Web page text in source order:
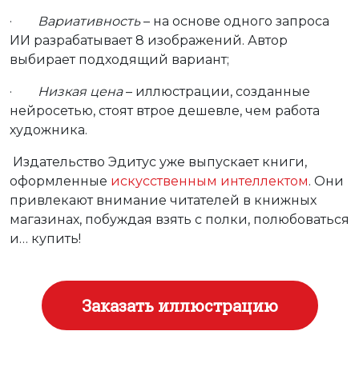
· Вариативность– на основе одного запроса
ИИ разрабатывает 8 изображений. Автор
выбирает подходящий вариант;
· Низкая цена– иллюстрации, созданные
нейросетью, стоят втрое дешевле, чем работа
художника.
Издательство Эдитус уже выпускает книги,
оформленные искусственным интеллектом. Они
привлекают внимание читателей в книжных
магазинах, побуждая взять с полки, полюбоваться
и… купить!
Заказать иллюстрацию